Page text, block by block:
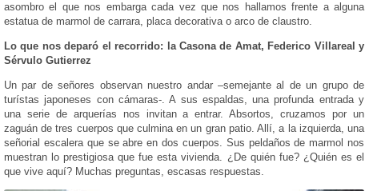
asombro el que nos embarga cada vez que nos hallamos frente a alguna
estatua de marmol de carrara, placa decorativa o arco de claustro.
Lo que nos deparó el recorrido: la Casona de Amat, Federico Villareal y
Sérvulo Gutierrez
Un par de señores observan nuestro andar –semejante al de un grupo de
turístas japoneses con cámaras-. A sus espaldas, una profunda entrada y
una serie de arquerías nos invitan a entrar. Absortos, cruzamos por un
zaguán de tres cuerpos que culmina en un gran patio. Allí, a la izquierda, una
señorial escalera que se abre en dos cuerpos. Sus peldaños de marmol nos
muestran lo prestigiosa que fue esta vivienda. ¿De quién fue? ¿Quién es el
que vive aquí? Muchas preguntas, escasas respuestas.